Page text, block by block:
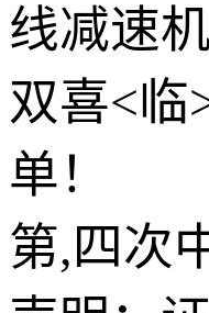
线减速
双喜<临
单！
第,四次